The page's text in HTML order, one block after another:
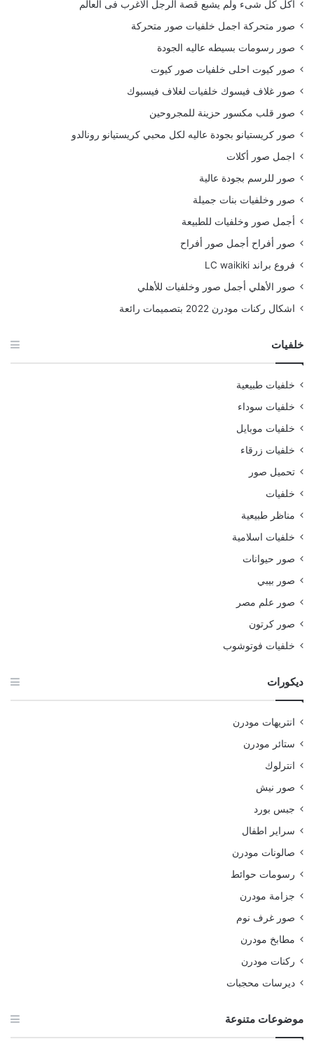
أكل كل شىء ولم يشبع قصة الرجل الاغرب فى العالم
صور متحركة اجمل خلفيات صور متحركة
صور رسومات بسيطه عاليه الجودة
صور كيوت احلى خلفيات صور كيوت
صور غلاف فيسوك خلفيات لغلاف فيسبوك
صور قلب مكسور حزينة للمجروحين
صور كريستيانو بجودة عاليه لكل محبي كريستيانو رونالدو
اجمل صور أكلات
صور للرسم بجودة عالية
صور وخلفيات بنات جميلة
أجمل صور وخلفيات للطبيعة
صور أفراح أجمل صور أفراح
فروع براند LC waikiki
صور الأهلي أجمل صور وخلفيات للأهلي
اشكال ركنات مودرن 2022 بتصميمات رائعة
خلفيات
خلفيات طبيعية
خلفيات سوداء
خلفيات موبايل
خلفيات زرقاء
تحميل صور
خلفيات
مناظر طبيعية
خلفيات اسلامية
صور حيوانات
صور بيبي
صور علم مصر
صور كرتون
خلفيات فوتوشوب
ديكورات
انتريهات مودرن
ستائر مودرن
انترلوك
صور نيش
جبس بورد
سراير اطفال
صالونات مودرن
رسومات حوائط
جزامة مودرن
صور غرف نوم
مطابخ مودرن
ركنات مودرن
ديرسات محجبات
موضوعات متنوعة